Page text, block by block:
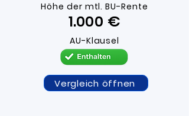
Höhe der mtl. BU-Rente
1.000 ​€
AU-Klausel
Vergleich öffnen